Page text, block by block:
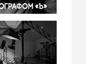
и бизнес